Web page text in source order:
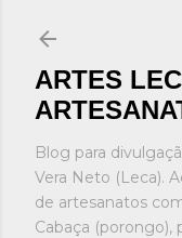
ARTES
Blog para
Vera Neto (Leca).
de artesanatos
Cabaça (porongo),